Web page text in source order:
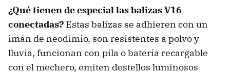
¿Qué tienen de especial las balizas V16
conectadas? Estas balizas se adhieren con un
imán de neodimio, son resistentes a polvo y
lluvia, funcionan con pila o batería recargable
con el mechero, emiten destellos luminosos